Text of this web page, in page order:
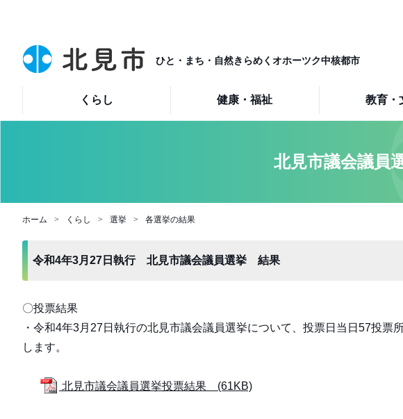
ひと・まち・自然きらめくオホーツク中核都市
くらし 健康・福祉 教育・
北見市議会議員
ホーム くらし 選挙 各選挙の結果
令和4年3月27日執行 北見市議会議員選挙 結果
〇投票結果
・令和4年3月27日執行の北見市議会議員選挙について、投票日当日57投
します。
北見市議会議員選挙投票結果 (61KB)